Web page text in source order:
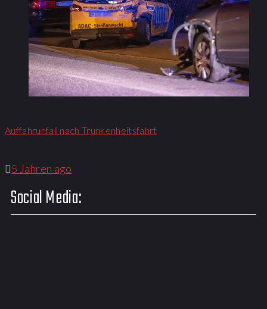
Auffahrunfall nach Trunkenheitsfahrt
5 Jahren ago
Social Media: